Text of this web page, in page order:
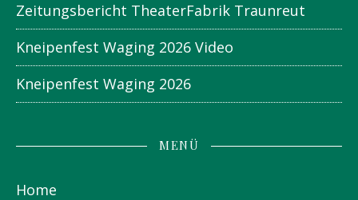
Zeitungsbericht TheaterFabrik Traunreut
Kneipenfest Waging 2026 Video
Kneipenfest Waging 2026
MENÜ
Home